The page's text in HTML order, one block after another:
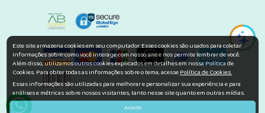
Este site armazena cookies em seu computador. Esses cookies são usados para coletar
informações sobre como você interage com nosso site e nos permite lembrar de você.
Além disso, utilizamos outros cookies explicados em detalhes em nossa Política de
Cookies. Para obter todas as informações sobre o tema, acessePolítica de Cookies.
Essas informações são utilizadas para melhorar e personalizar sua experiência e para
análises e métricas sobre nossos visitantes, tanto nesse site quanto em outras mídias.
Aceito